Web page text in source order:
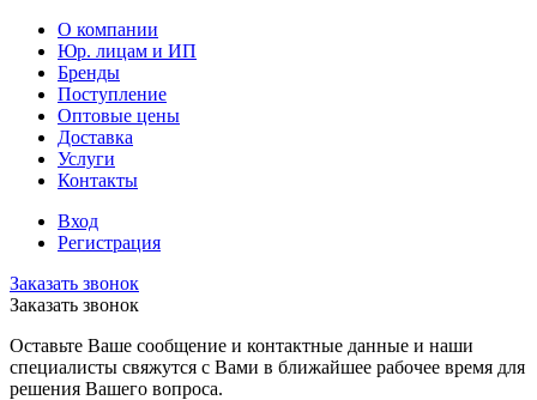
О компании
Юр. лицам и ИП
Бренды
Поступление
Оптовые цены
Доставка
Услуги
Контакты
Вход
Регистрация
Заказать звонок
Заказать звонок
Оставьте Ваше сообщение и контактные данные и наши
специалисты свяжутся с Вами в ближайшее рабочее время для
решения Вашего вопроса.